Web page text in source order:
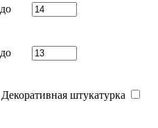
до
до
Декоративная штукатурка